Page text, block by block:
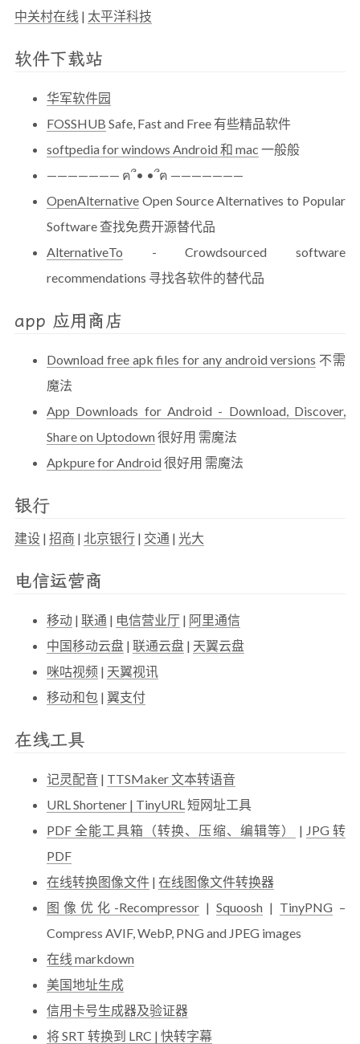
中关村在线 | 太平洋科技
软件下载站
华军软件园
FOSSHUB Safe, Fast and Free 有些精品软件
softpedia for windows Android 和 mac 一般般
——————— ฅ՞• •՞ฅ ———————
OpenAlternative Open Source Alternatives to Popular
Software 查找免费开源替代品
AlternativeTo - Crowdsourced software
recommendations 寻找各软件的替代品
app 应用商店
Download free apk files for any android versions 不需
魔法
App Downloads for Android - Download, Discover,
Share on Uptodown很好用 需魔法
Apkpure for Android很好用 需魔法
银行
建设 | 招商 | 北京银行 | 交通 | 光大
电信运营商
移动 | 联通 | 电信营业厅 | 阿里通信
中国移动云盘 | 联通云盘 | 天翼云盘
咪咕视频 | 天翼视讯
移动和包 | 翼支付
在线工具
记灵配音 | TTSMaker 文本转语音
URL Shortener | TinyURL短网址工具
PDF 全能工具箱（转换、压缩、编辑等）
| JPG 转
PDF
在线转换图像文件 | 在线图像文件转换器
图像优化-Recompressor | Squoosh | TinyPNG –
Compress AVIF, WebP, PNG and JPEG images
在线 markdown
美国地址生成
信用卡号生成器及验证器
将 SRT 转换到 LRC | 快转字幕